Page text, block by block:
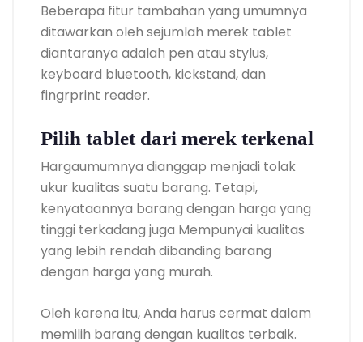
Beberapa fitur tambahan yang umumnya
ditawarkan oleh sejumlah merek tablet
diantaranya adalah pen atau stylus,
keyboard bluetooth, kickstand, dan
fingrprint reader.
Pilih tablet dari merek terkenal
Hargaumumnya dianggap menjadi tolak
ukur kualitas suatu barang. Tetapi,
kenyataannya barang dengan harga yang
tinggi terkadang juga Mempunyai kualitas
yang lebih rendah dibanding barang
dengan harga yang murah.
Oleh karena itu, Anda harus cermat dalam
memilih barang dengan kualitas terbaik.